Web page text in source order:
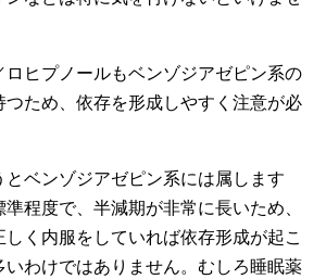
ロヒプノールもベンゾジアゼピン系の
つため、依存を形成しやすく注意が必
とベンゾジアゼピン系には属します
程度で、半減期が非常に長いため、
く内服をしていれば依存形成が起こ
いわけではありません。むしろ睡眠薬